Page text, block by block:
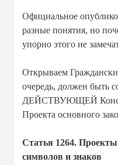
Официальное
разные понятия, но
упорно этого не
Открываем
очередь, должен быть
ДЕЙСТВУЮЩЕЙ
Проекта основного
Статья 1264.
символов и знаков